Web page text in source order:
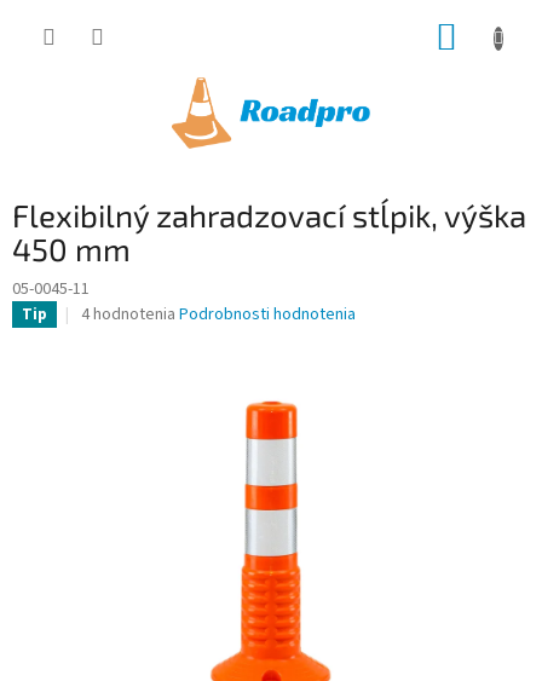
Flexibilný zahradzovací stĺpik, výška
450 mm
05-0045-11
Tip
Priemerné
4 hodnotenia Podrobnosti hodnotenia